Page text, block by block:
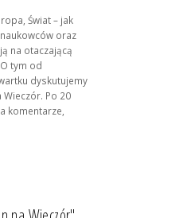
Świat – jak
oraz
na otaczającą
tym od
dyskutujemy
Wieczór. Po 20
komentarze,